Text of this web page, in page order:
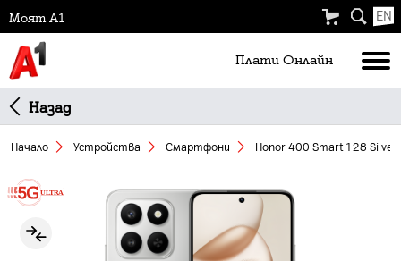
Моят А1 EN
Плати Oнлайн
Назад
Начало Устройства Смартфони Honor 400 Smart 128 Silver
Slide 1 of 7